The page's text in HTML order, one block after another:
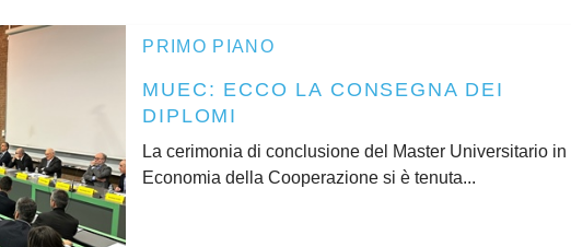
PRIMO PIANO
MUEC: ECCO LA CONSEGNA DEI
DIPLOMI
La cerimonia di conclusione del Master Universitario in
Economia della Cooperazione si è tenuta...